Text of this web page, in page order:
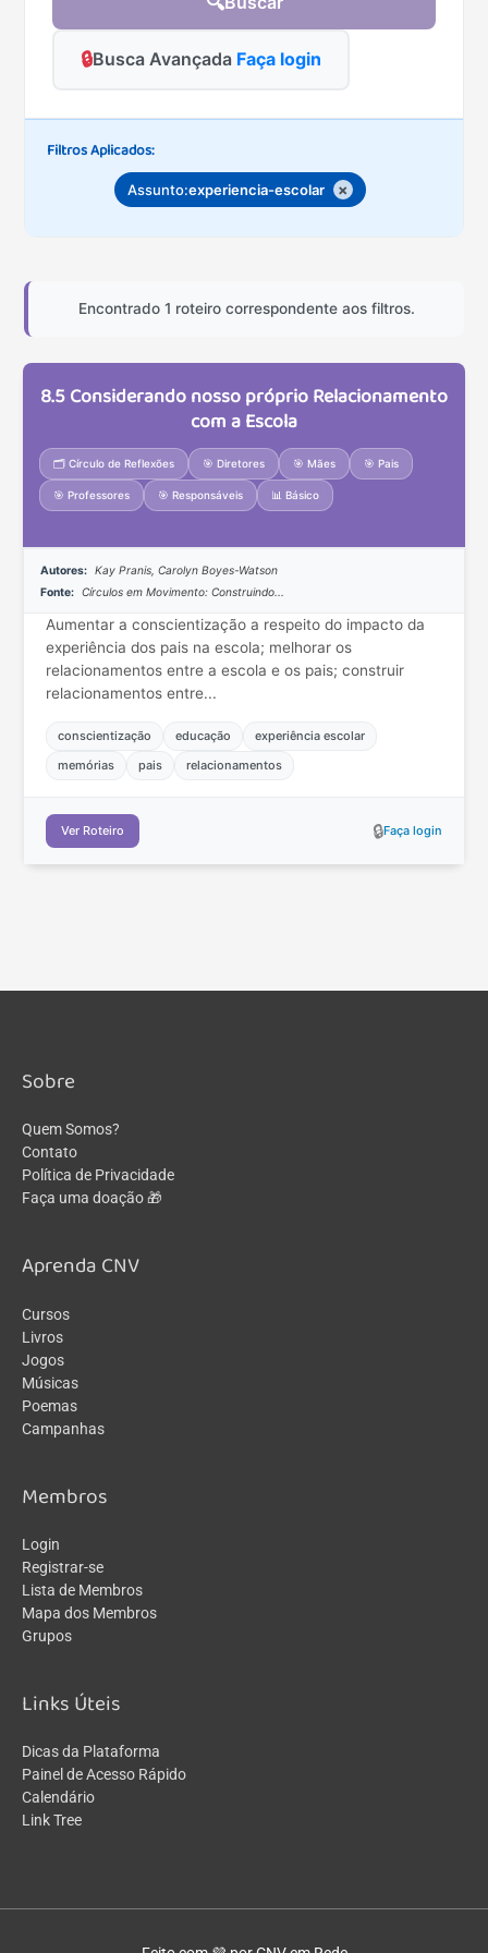
🔒Busca Avançada Faça login
Filtros Aplicados:
Assunto:experiencia-escolar ×
Encontrado 1 roteiro correspondente aos filtros.
8.5 Considerando nosso próprio Relacionamento
com a Escola
🗂️ Círculo de Reflexões 🎯 Diretores 🎯 Mães 🎯 Pais
🎯 Professores 🎯 Responsáveis 📊 Básico
Autores:
Kay Pranis, Carolyn Boyes-Watson
Fonte:
Círculos em Movimento: Construindo...
Aumentar a conscientização a respeito do impacto da
experiência dos pais na escola; melhorar os
relacionamentos entre a escola e os pais; construir
relacionamentos entre...
conscientização educação
experiência escolar
memórias
pais relacionamentos
Ver Roteiro 🔒Faça login
Sobre
Quem Somos?
Contato
Política de Privacidade
Faça uma doação 🎁
Aprenda CNV
Cursos
Livros
Jogos
Músicas
Poemas
Campanhas
Membros
Login
Registrar-se
Lista de Membros
Mapa dos Membros
Grupos
Links Úteis
Dicas da Plataforma
Painel de Acesso Rápido
Calendário
Link Tree